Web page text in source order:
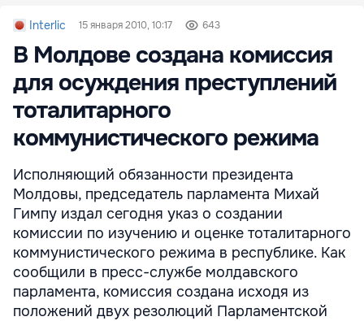
Interlic 15 января 2010, 10:17 643
В Молдове создана комиссия
для осуждения преступлений
тоталитарного
коммунистического режима
Исполняющий обязанности президента
Молдовы, председатель парламента Михай
Гимпу издал сегодня указ о создании
комиссии по изучению и оценке тоталитарного
коммунистического режима в республике. Как
сообщили в пресс-службе молдавского
парламента, комиссия создана исходя из
положений двух резолюций Парламентской